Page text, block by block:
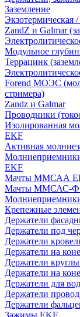
Заземление
Экзотермическая
ZandZ и Galmar
Модульное
Террацинк
Forend МОЭС
стримера)
Zandz и Galmar
Проводники
Изолированная
EKF
Активная
EKF
Мачты ММСАА
Мачты ММСАС-Ф
Крепежные
Держатели
Держатели под
Держатели
Держатели на
Держатели
Держатели на
Держатели для
Держатели
Держатели
Зажимы EKF